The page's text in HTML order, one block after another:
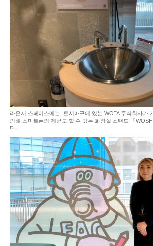
라운지 스페이스에는, 토시마구에 있는 WOTA 주식회사가
의해 스마트폰의 제균도 할 수 있는 화장실 스탠드 「
다.